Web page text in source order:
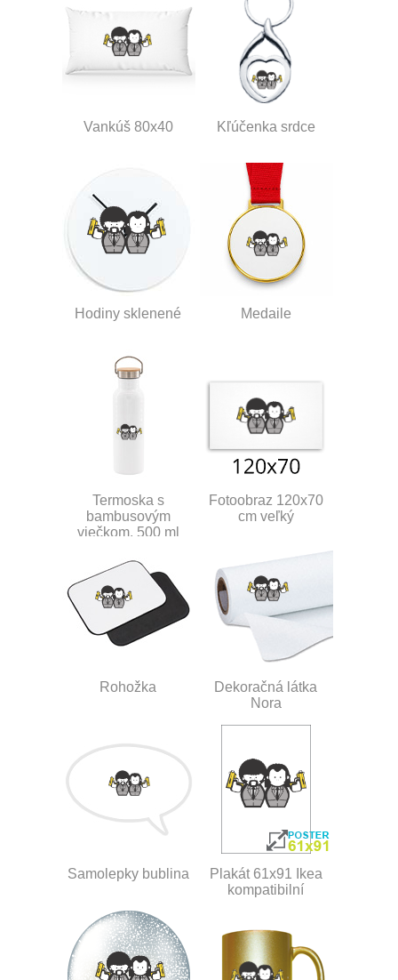
Vankúš 80x40 Kľúčenka srdce
Hodiny sklenené Medaile
Termoska s
bambusovým
viečkom, 500 ml
Fotoobraz 120x70
cm veľký
Rohožka
Dekoračná látka
Nora
Samolepky bublina
Plakát 61x91 Ikea
kompatibilní